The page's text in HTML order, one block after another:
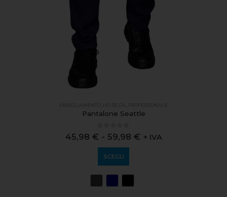
ABBIGLIAMENTO HO.RE.CA. PROFESSIONALE
Pantalone Seattle
0 out of 5
45,98 € - 59,98 € + IVA
SCEGLI